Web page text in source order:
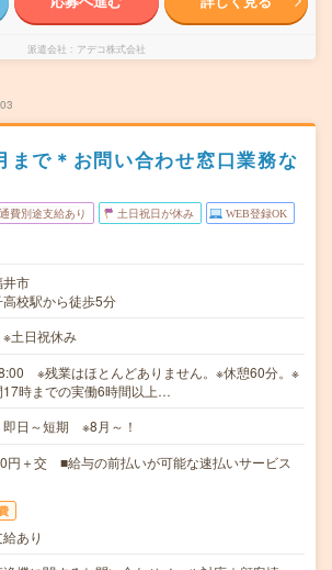
派遣会社 アデコ株式会社
まで＊お問い合わせ窓口業務な
費別途支給あり 土日祝日が休み WEB登録OK
井市
校駅から徒歩5分
土日祝休み
※残業はほとんどありません。※休憩60分。※
17時までの実働6時間以上…
即日～短期 ※8月～！
円＋交 ■給与の前払いが可能な速払いサービス
あり